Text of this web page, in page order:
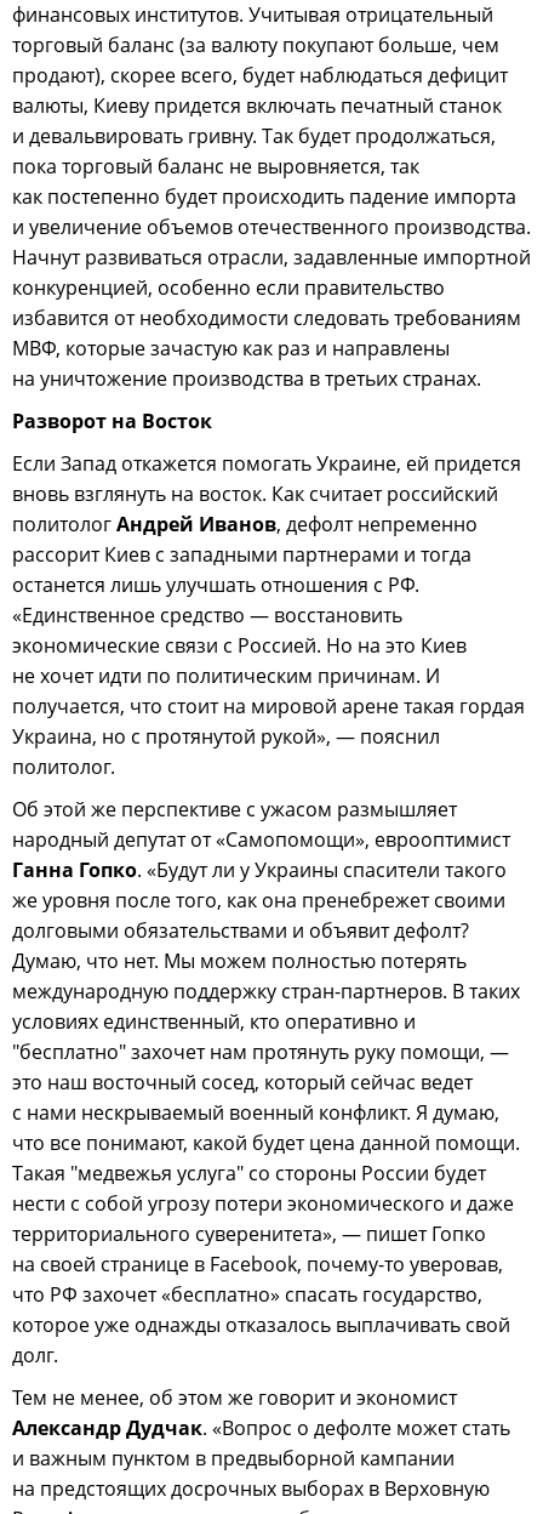
финансовых институтов. Учитывая отрицательный
торговый баланс (за валюту покупают больше, чем
продают), скорее всего, будет наблюдаться дефицит
валюты, Киеву придется включать печатный станок
и девальвировать гривну. Так будет продолжаться,
пока торговый баланс не выровняется, так
как постепенно будет происходить падение импорта
и увеличение объемов отечественного производства.
Начнут развиваться отрасли, задавленные импортной
конкуренцией, особенно если правительство
избавится от необходимости следовать требованиям
МВФ, которые зачастую как раз и направлены
на уничтожение производства в третьих странах.
Разворот на Восток
Если Запад откажется помогать Украине, ей придется
вновь взглянуть на восток. Как считает российский
политологАндрей Иванов, дефолт непременно
рассорит Киев с западными партнерами и тогда
останется лишь улучшать отношения с РФ.
«Единственное средство — восстановить
экономические связи с Россией. Но на это Киев
не хочет идти по политическим причинам. И
получается, что стоит на мировой арене такая гордая
Украина, но с протянутой рукой», — пояснил
политолог.
Об этой же перспективе с ужасом размышляет
народный депутат от «Самопомощи», еврооптимист
Ганна Гопко. «Будут ли у Украины спасители такого
же уровня после того, как она пренебрежет своими
долговыми обязательствами и объявит дефолт?
Думаю, что нет. Мы можем полностью потерять
международную поддержку стран-партнеров. В таких
условиях единственный, кто оперативно и
"бесплатно" захочет нам протянуть руку помощи, —
это наш восточный сосед, который сейчас ведет
с нами нескрываемый военный конфликт. Я думаю,
что все понимают, какой будет цена данной помощи.
Такая "медвежья услуга" со стороны России будет
нести с собой угрозу потери экономического и даже
территориального суверенитета», — пишет Гопко
на своей странице в Facebook, почему-то уверовав,
что РФ захочет «бесплатно» спасать государство,
которое уже однажды отказалось выплачивать свой
долг.
Тем не менее, об этом же говорит и экономист
Александр Дудчак. «Вопрос о дефолте может стать
и важным пунктом в предвыборной кампании
на предстоящих досрочных выборах в Верховную